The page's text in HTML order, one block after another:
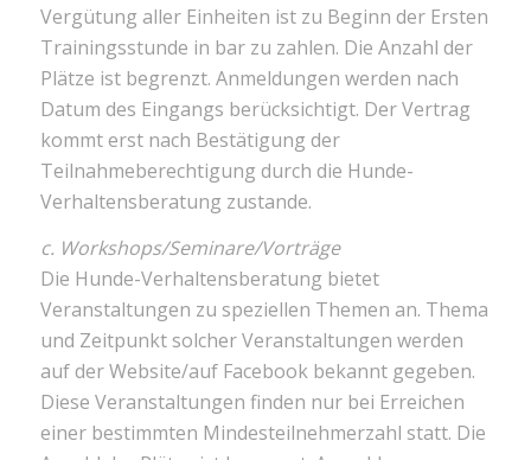
Vergütung aller Einheiten ist zu Beginn der Ersten
Trainingsstunde in bar zu zahlen. Die Anzahl der
Plätze ist begrenzt. Anmeldungen werden nach
Datum des Eingangs berücksichtigt. Der Vertrag
kommt erst nach Bestätigung der
Teilnahmeberechtigung durch die Hunde-
Verhaltensberatung zustande.
c. Workshops/Seminare/Vorträge
Die Hunde-Verhaltensberatung bietet
Veranstaltungen zu speziellen Themen an. Thema
und Zeitpunkt solcher Veranstaltungen werden
auf der Website/auf Facebook bekannt gegeben.
Diese Veranstaltungen finden nur bei Erreichen
einer bestimmten Mindesteilnehmerzahl statt. Die